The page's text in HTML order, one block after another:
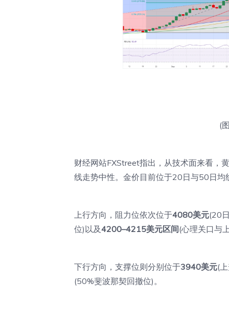
(
财经网站FXStreet指出，从技术面来看，
线走势中性。金价目前位于20日与50日
上行方向，阻力位依次位于4080美元(20
位)以及4200–4215美元区间(心理关口与
下行方向，支撑位则分别位于3940美元(
(50%斐波那契回撤位)。